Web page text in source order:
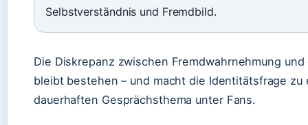
Selbstverständnis und Fremdbild.
Die Diskrepanz zwischen Fremdwahrnehmung
bleibt bestehen – und macht die Identitätsfrage zu
dauerhaften Gesprächsthema unter Fans.